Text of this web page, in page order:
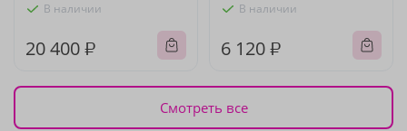
В наличии
20 400 ₽
В наличии
6 120 ₽
Смотреть все